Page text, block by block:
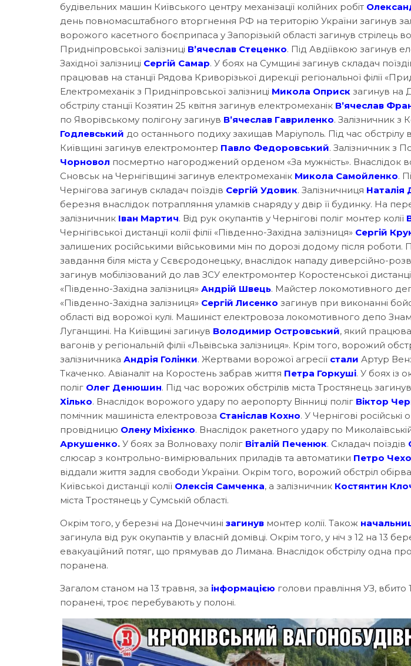
будівельних машин Київського центру механізації колійних робіт
день повномасштабного вторгнення РФ на територію України загинув
ворожого касетного боєприпаса у Запорізькій області загинув стрілець
Придніпровської залізниці В’ячеслав Стеценко. Під Авдіївкою загинув
Західної залізниці Сергій Самар. У боях на Сумщині загинув складач
працював на станції Рядова Криворізької дирекції регіональної філії
Електромеханік з Придніпровської залізниці Микола Оприск загинув на
обстрілу станції Козятин 25 квітня загинув електромеханік В’ячеслав
по Яворівському полігону загинув В’ячеслав Гавриленко. Залізничник з
Годлевський до останнього подиху захищав Маріуполь. Під час обстрілу
Київщині загинув електромонтер Павло Федоровський. Залізничник з
Чорновол посмертно нагороджений орденом «За мужність». Внаслідок
Сновськ на Чернігівщині загинув електромеханік Микола Самойленко.
Чернігова загинув складач поїздів Сергій Удовик. Залізничниця Наталія
березня внаслідок потрапляння уламків снаряду у двір її будинку. На
залізничник Іван Мартич. Від рук окупантів у Чернігові поліг монтер колії
Чернігівської дистанції колії філії «Південно-Західна залізниця» Сергій
залишених російськими військовими мін по дорозі додому після роботи.
завдання біля міста у Сєвєродонецьку, внаслідок нападу диверсійно-
загинув мобілізований до лав ЗСУ електромонтер Коростенської
«Південно-Західна залізниця» Андрій Швець. Майстер локомотивного
«Південно-Західна залізниця» Сергій Лисенко загинув при виконанні
області від ворожої кулі. Машиніст електровоза локомотивного депо
Луганщині. На Київщині загинув Володимир Островський, який
вагонів у регіональній філії «Львівська залізниця». Крім того, ворожий
залізничника Андрія Голінки. Жертвами ворожої агресії стали Артур
Ткаченко. Авіаналіт на Коростень забрав життя Петра Горкуші. У боях із
поліг Олег Денюшин. Під час ворожих обстрілів міста Тростянець
Хілько. Внаслідок ворожого удару по аеропорту Вінниці поліг Віктор
помічник машиніста електровоза Станіслав Кохно. У Чернігові російські
провідницю Олену Міхієнко. Внаслідок ракетного удару по
Аркушенко. У боях за Волноваху поліг Віталій Печенюк. Складач поїздів
слюсар з контрольно-вимірювальних приладів та автоматики Петро
віддали життя задля свободи України. Окрім того, ворожий обстріл
Київської дистанції колії Олексія Самченка, а залізничник Костянтин
міста Тростянець у Сумській області.
Окрім того, у березні на Донеччині загинув монтер колії. Також
загинула від рук окупантів у власній домівці. Окрім того, у ніч з 12 на 13
евакуаційний потяг, що прямував до Лимана. Внаслідок обстрілу одна
поранена.
Загалом станом на 13 травня, за інформацією голови правління УЗ, вбито
поранені, троє перебувають у полоні.